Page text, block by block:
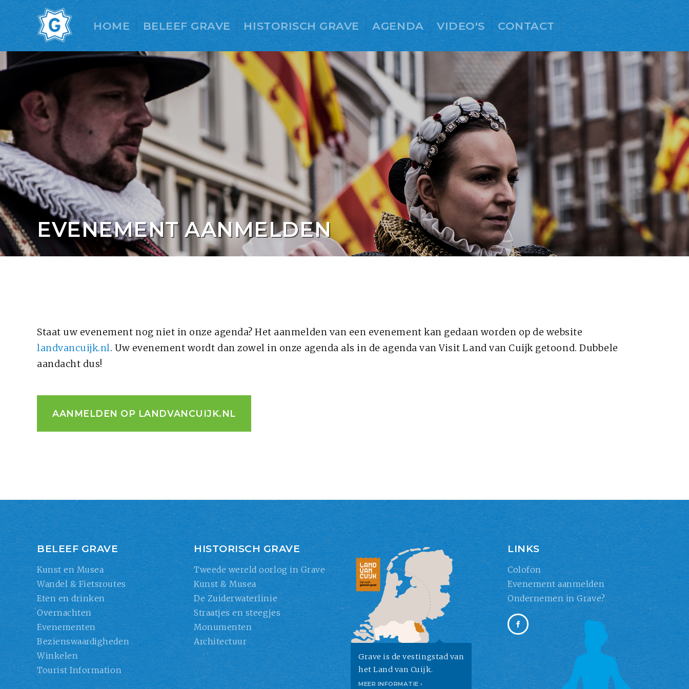
HOME BELEEF GRAVE HISTORISCH GRAVE AGENDA VIDEO'S CONTACT
EVENEMENT AANMELDEN
Staat uw evenement nog niet in onze agenda? Het aanmelden van een evenement kan gedaan worden op de website
landvancuijk.nl. Uw evenement wordt dan zowel in onze agenda als in de agenda van Visit Land van Cuijk getoond. Dubbele
aandacht dus!
AANMELDEN OP LANDVANCUIJK.NL
BELEEF GRAVE
Kunst en Musea
Wandel & Fietsroutes
Eten en drinken
Overnachten
Evenementen
Bezienswaardigheden
Winkelen
Tourist Information
HISTORISCH GRAVE
Tweede wereld oorlog in Grave
Kunst & Musea
De Zuiderwaterlinie
Straatjes en steegjes
Monumenten
Architectuur
Grave is de vestingstad van
het Land van Cuijk.
MEER INFORMATIE ›
LINKS
Colofon
Evenement aanmelden
Ondernemen in Grave?